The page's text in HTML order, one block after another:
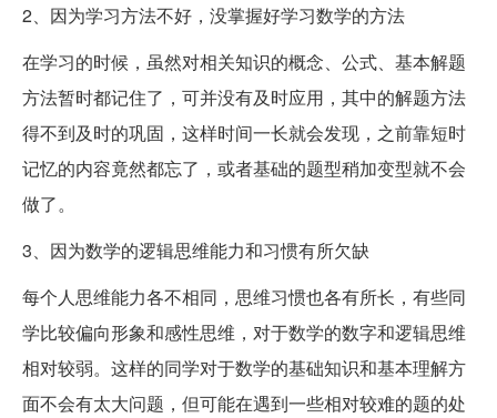
2、因为学习方法不好，没掌握好学习数学的方法
在学习的时候，虽然对相关知识的概念、公式、基本解题
方法暂时都记住了，可并没有及时应用，其中的解题方法
得不到及时的巩固，这样时间一长就会发现，之前靠短时
记忆的内容竟然都忘了，或者基础的题型稍加变型就不会
做了。
3、因为数学的逻辑思维能力和习惯有所欠缺
每个人思维能力各不相同，思维习惯也各有所长，有些同
学比较偏向形象和感性思维，对于数学的数字和逻辑思维
相对较弱。这样的同学对于数学的基础知识和基本理解方
面不会有太大问题，但可能在遇到一些相对较难的题的处